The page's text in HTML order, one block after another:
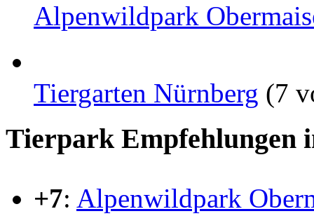
Alpenwildpark
Tiergarten Nürnberg (7
Tierpark Empfehlungen
+7: Alpenwildpark